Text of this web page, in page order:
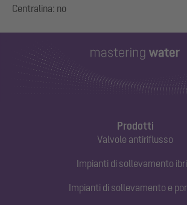
Prodotti
Valvole antiriflusso
Impianti di sollevamento
Impianti di sollevamento e